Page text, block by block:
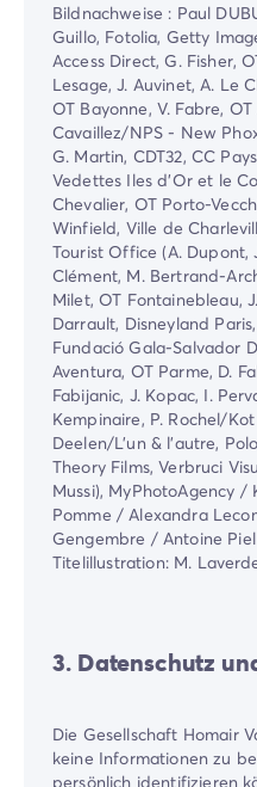
Bildnachweise : Paul
Guillo, Fotolia, Getty
Access Direct, G. Fisher,
Lesage, J. Auvinet, A. Le
OT Bayonne, V. Fabre,
Cavaillez/NPS - New
G. Martin, CDT32, CC
Vedettes Iles d'Or et le
Chevalier, OT Porto-
Winfield, Ville de
Tourist Office (A. Dupont,
Clément, M. Bertrand-
Milet, OT Fontainebleau,
Darrault, Disneyland
Fundació Gala-Salvador
Aventura, OT Parme, D.
Fabijanic, J. Kopac, I.
Kempinaire, P. Rochel/
Deelen/L'un & l'autre,
Theory Films, Verbruci
Mussi), MyPhotoAgency
Pomme / Alexandra
Gengembre / Antoine
Titelillustration: M.
3. Datenschutz
Die Gesellschaft Homair
keine Informationen zu
persönlich identifizieren